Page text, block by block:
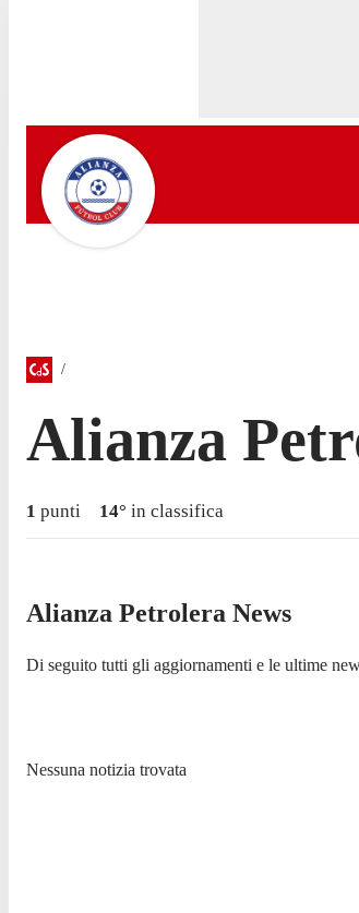
Alianza
1 punti 14° in classifica
Alianza Petrolera News
Di seguito tutti gli aggiornamenti e le ultime
Nessuna notizia trovata